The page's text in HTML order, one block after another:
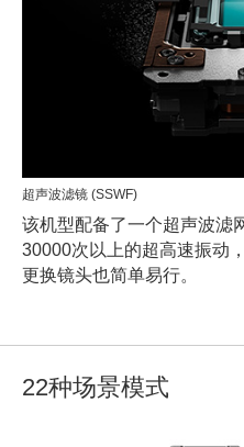
超声波滤镜 (SSWF)
该机型配备了一个超声波滤
30000次以上的超高速振动
更换镜头也简单易行。
22种场景模式